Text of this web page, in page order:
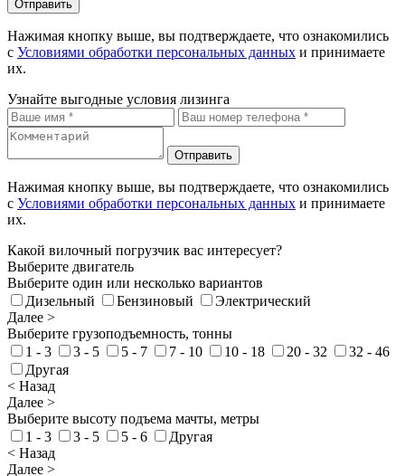
Отправить
Нажимая кнопку выше, вы подтверждаете, что ознакомились
с Условиями обработки персональных данных и принимаете
их.
Узнайте выгодные условия лизинга
Отправить
Нажимая кнопку выше, вы подтверждаете, что ознакомились
с Условиями обработки персональных данных и принимаете
их.
Какой вилочный погрузчик вас интересует?
Выберите двигатель
Выберите один или несколько вариантов
Дизельный
Бензиновый
Электрический
Далее >
Выберите грузоподъемность, тонны
1 - 3
3 - 5 5 - 7 7 - 10 10 - 18 20 - 32
32 - 46
Другая
< Назад
Далее >
Выберите высоту подъема мачты, метры
1 - 3
3 - 5 5 - 6
Другая
< Назад
Далее >